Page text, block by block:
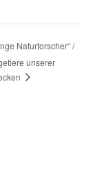
Naturforscher“ /
unserer